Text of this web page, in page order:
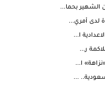
الشهير بحما...
لدى أمري...
ا...
ر...
ا...
...